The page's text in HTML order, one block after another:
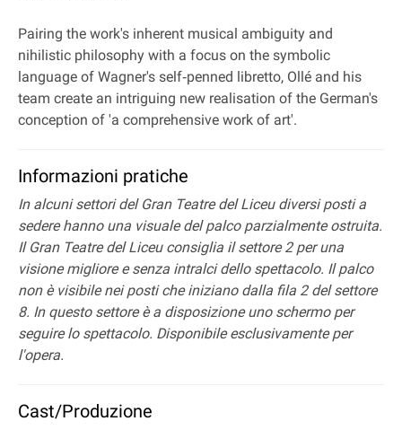
Pairing the work's inherent musical ambiguity and
nihilistic philosophy with a focus on the symbolic
language of Wagner's self‐penned libretto, Ollé and his
team create an intriguing new realisation of the German's
conception of 'a comprehensive work of art'.
Informazioni pratiche
In alcuni settori del Gran Teatre del Liceu diversi posti a
sedere hanno una visuale del palco parzialmente ostruita.
Il Gran Teatre del Liceu consiglia il settore 2 per una
visione migliore e senza intralci dello spettacolo. Il palco
non è visibile nei posti che iniziano dalla fila 2 del settore
8. In questo settore è a disposizione uno schermo per
seguire lo spettacolo. Disponibile esclusivamente per
l'opera.
Cast/Produzione